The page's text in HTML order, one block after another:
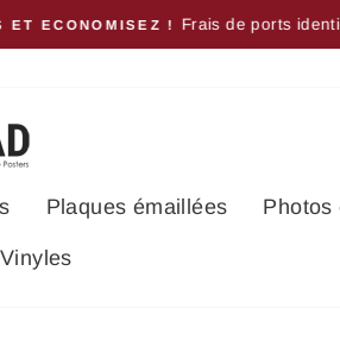
pour un ou plusieurs articles
Plaques émaillées Photos
Vinyles